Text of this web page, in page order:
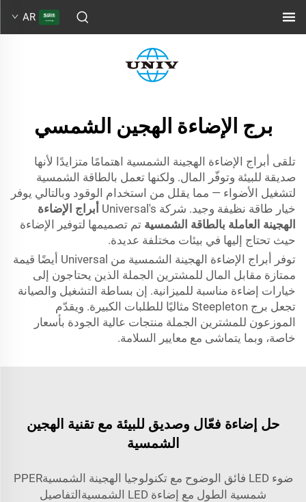
AR
برج الإضاءة الهجين الشمسي
تلقى أبراج الإضاءة الهجينة الشمسية اهتمامًا متزايدًا لأنها
صديقة للبيئة وتوفّر المال. ولكنها تعمل بالطاقة الشمسية
لتشغيل الأضواء — مما يقلل من استخدام الوقود وبالتالي يوفر
خيار طاقة نظيفة وجيد. شركة Universal's
أبراج الإضاءة
الهجينة العاملة بالطاقة الشمسية تم تصميمها لتوفير الإضاءة
حيث تحتاج إليها في بيئات مختلفة عديدة.
توفر أبراج الإضاءة الهجينة الشمسية من Universal أيضًا قيمة
ممتازة مقابل المال للمشترين الجملة الذين يحتاجون إلى
خيارات إضاءة مناسبة للميزانية. إن بساطة التشغيل والصيانة
تجعل برج Steepleton مثاليًا للطلبات الكبيرة. ويقدّم
الموزعون للمشترين الجملة منتجات عالية الجودة بأسعار
خاصة، وبما يتماشى مع معايير السلامة.
حل إضاءة فعّال وصديق للبيئة مع تقنية الهجين
الشمسية
ضوء LED فائق الوضوح مع تكنولوجيا الهجينة الشمسيةPPER
شمسية الطول مع إضاءة LED الشمسيةالتفاصيل